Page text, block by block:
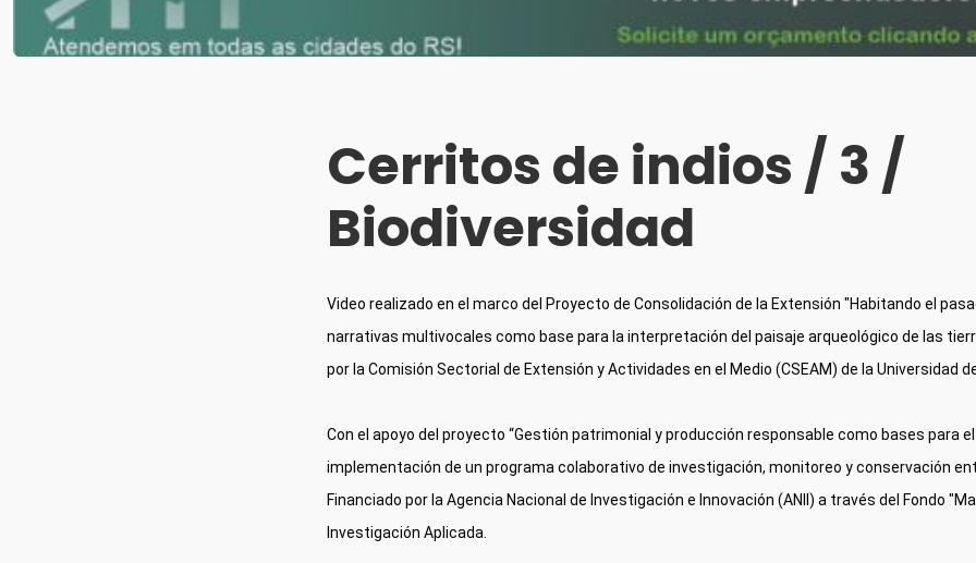
Cerritos de indios / 3 /
Biodiversidad
Video realizado en el marco del Proyecto de Consolidación de la Extensión "Habitando el
narrativas multivocales como base para la interpretación del paisaje arqueológico de las
por la Comisión Sectorial de Extensión y Actividades en el Medio (CSEAM) de la Universidad
Con el apoyo del proyecto “Gestión patrimonial y producción responsable como bases para
implementación de un programa colaborativo de investigación, monitoreo y conservación
Financiado por la Agencia Nacional de Investigación e Innovación (ANII) a través del Fondo
Investigación Aplicada.